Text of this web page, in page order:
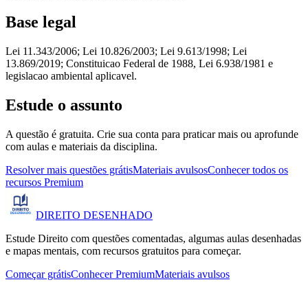
Base legal
Lei 11.343/2006; Lei 10.826/2003; Lei 9.613/1998; Lei
13.869/2019; Constituicao Federal de 1988, Lei 6.938/1981 e
legislacao ambiental aplicavel.
Estude o assunto
A questão é gratuita. Crie sua conta para praticar mais ou aprofunde
com aulas e materiais da disciplina.
Resolver mais questões grátisMateriais avulsosConhecer todos os
recursos Premium
DIREITO DESENHADO
Estude Direito com questões comentadas, algumas aulas desenhadas
e mapas mentais, com recursos gratuitos para começar.
Começar grátisConhecer PremiumMateriais avulsos